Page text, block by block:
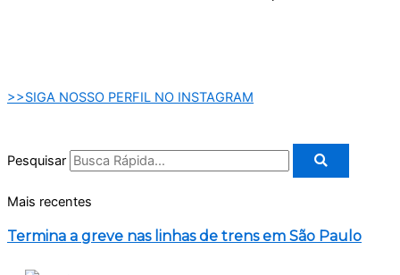
>>SIGA NOSSO PERFIL NO INSTAGRAM
Pesquisar
Mais recentes
Termina a greve nas linhas de trens em São Paulo